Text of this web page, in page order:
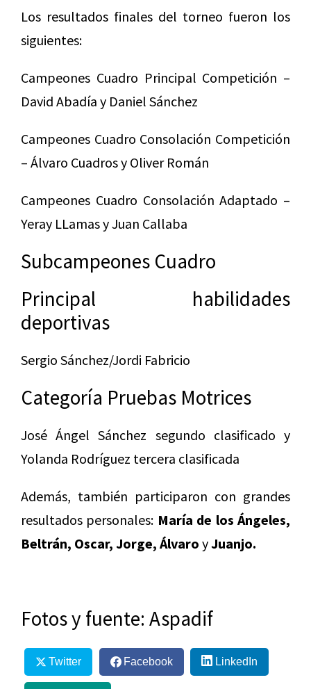
Los resultados finales del torneo fueron los
siguientes:
Campeones Cuadro Principal Competición –
David Abadía y Daniel Sánchez
Campeones Cuadro Consolación Competición
– Álvaro Cuadros y Oliver Román
Campeones Cuadro Consolación Adaptado –
Yeray LLamas y Juan Callaba
Subcampeones Cuadro
Principal habilidades
deportivas
Sergio Sánchez/Jordi Fabricio
Categoría Pruebas Motrices
José Ángel Sánchez segundo clasificado y
Yolanda Rodríguez tercera clasificada
Además, también participaron con grandes
resultados personales: María de los Ángeles,
Beltrán, Oscar, Jorge, Álvaro yJuanjo.
Fotos y fuente: Aspadif
Twitter Facebook LinkedIn